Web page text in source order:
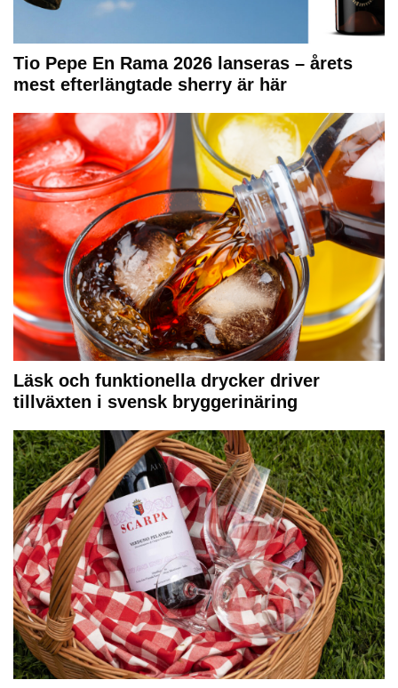
Tio Pepe En Rama 2026 lanseras – årets
mest efterlängtade sherry är här
Läsk och funktionella drycker driver
tillväxten i svensk bryggerinäring